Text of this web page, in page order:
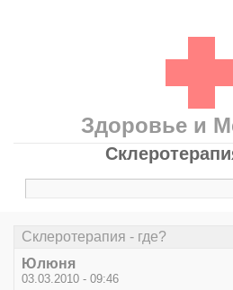
Здоровье и
Склеротерапия - где?
Юлюня
03.03.2010 - 09:46